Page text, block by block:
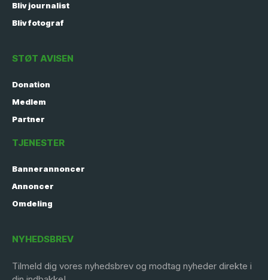
Bliv journalist
Bliv fotograf
STØT AVISEN
Donation
Medlem
Partner
TJENESTER
Bannerannoncer
Annoncer
Omdeling
NYHEDSBREV
Tilmeld dig vores nyhedsbrev og modtag nyheder direkte i